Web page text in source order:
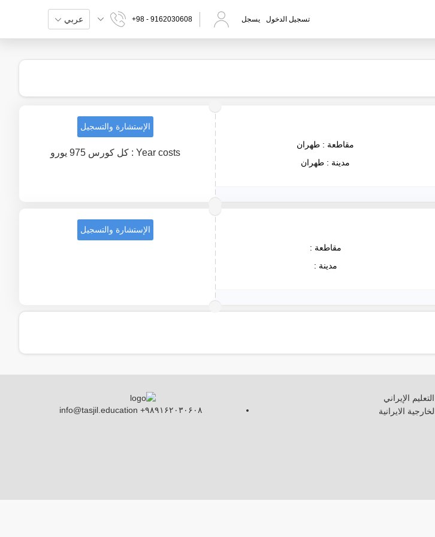
تسجيل الدخول يسجل +98 - 9162030608 عربي
مقاطعة : طهران
مدينة : طهران
الإستشارة والتسجيل
Year costs : كل كورس 975 يورو
مقاطعة :
مدينة :
الإستشارة والتسجيل
info@tasjil.education +۹۸۹۱۶۲۰۳۰۶۰۸